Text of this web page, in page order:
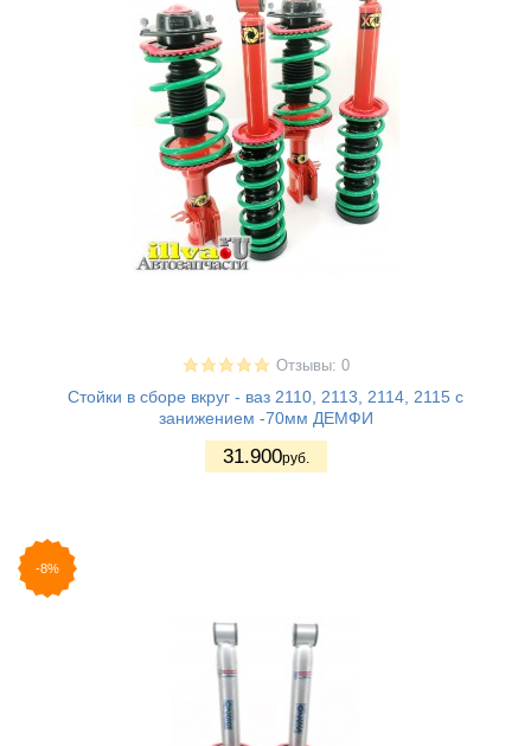
Отзывы: 0
Стойки в сборе вкруг - ваз 2110, 2113, 2114, 2115 с
занижением -70мм ДЕМФИ
31.900руб.
-8%